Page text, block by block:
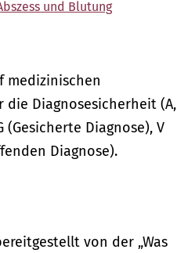
und Blutung
medizinischen
die Diagnosesicherheit (A,
(Gesicherte Diagnose), V
Diagnose).
von der „Was